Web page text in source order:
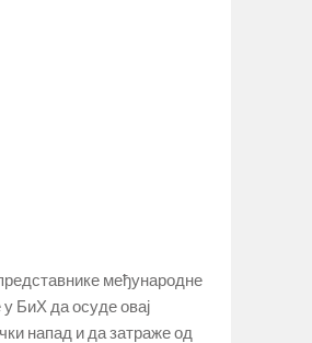
међународне
у БиХ да осуде овај
напад и да затраже од